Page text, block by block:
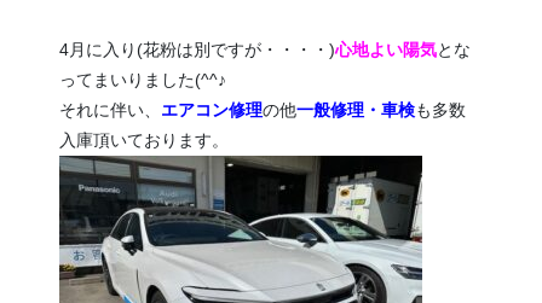
4月に入り(花粉は別ですが・・・・)心地よい陽気とな
ってまいりました(^^♪
それに伴い、 エアコン修理の他一般修理・車検も多数
入庫頂いております。